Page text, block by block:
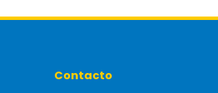
Contacto